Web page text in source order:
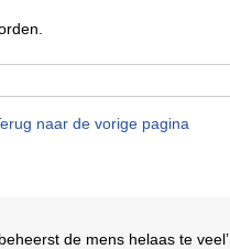
naar de vorige pagina
de mens helaas te veel’